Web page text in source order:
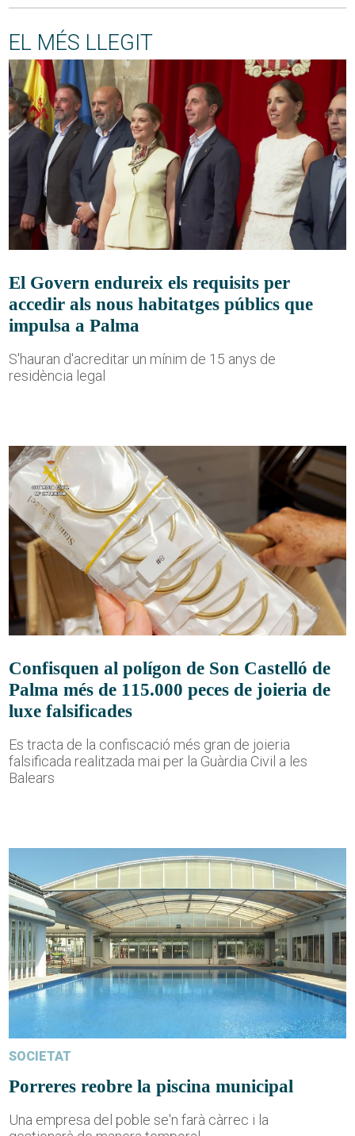
EL MÉS LLEGIT
El Govern endureix els requisits per
accedir als nous habitatges públics que
impulsa a Palma
S'hauran d'acreditar un mínim de 15 anys de
residència legal
Confisquen al polígon de Son Castelló de
Palma més de 115.000 peces de joieria de
luxe falsificades
Es tracta de la confiscació més gran de joieria
falsificada realitzada mai per la Guàrdia Civil a les
Balears
SOCIETAT
Porreres reobre la piscina municipal
Una empresa del poble se'n farà càrrec i la